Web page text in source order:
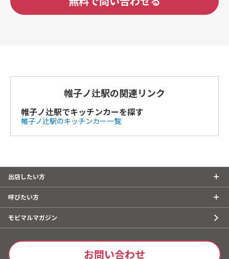
帷子ノ辻駅の関連リンク
帷子ノ辻駅でキッチンカーを探す
帷子ノ辻駅のキッチンカー一覧
出店したい方
呼びたい方
モビマルマガジン
お問い合わせ